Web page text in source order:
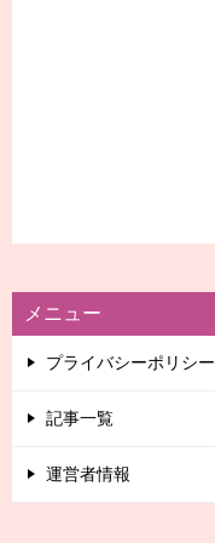
メニュー
プライバシーポリシー
記事一覧
運営者情報